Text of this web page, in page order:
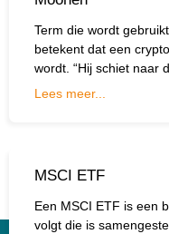
Term die wordt
betekent dat een
wordt. “Hij schiet naar
Lees meer...
MSCI ETF
Een MSCI ETF is een
volgt die is